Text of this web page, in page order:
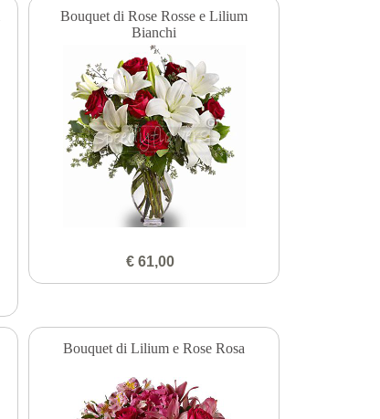
Bouquet di Rose Rosse e Lilium
Bianchi
€ 61,00
Bouquet di Lilium e Rose Rosa